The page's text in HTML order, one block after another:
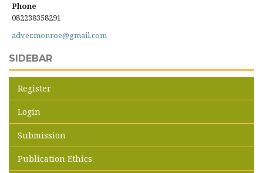
Phone
082238358291
adver.monroe@gmail.com
SIDEBAR
Register
Login
Submission
Publication Ethics